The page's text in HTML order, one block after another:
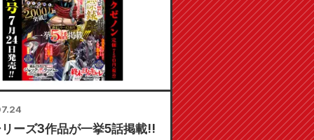
ーズ3作品が一挙5話掲載!!